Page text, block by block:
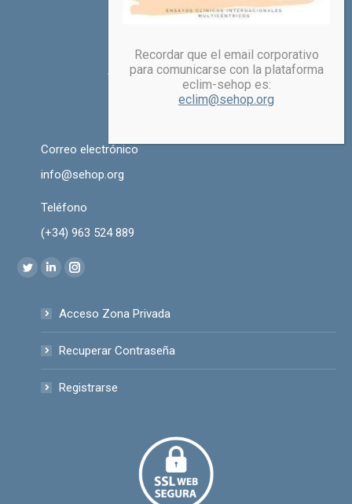
Correo electrónico
info@sehop.org
Teléfono
(+34) 963 524 889
Encuéntranos en:
Twitter
opens
new
Linkedin
opens
new
Instagram
opens
new
Acceso Zona Privada
Recuperar Contraseña
Registrarse
Recordar que el email corporativo
para comunicarse con la plataforma
eclim-sehop es:
eclim@sehop.org